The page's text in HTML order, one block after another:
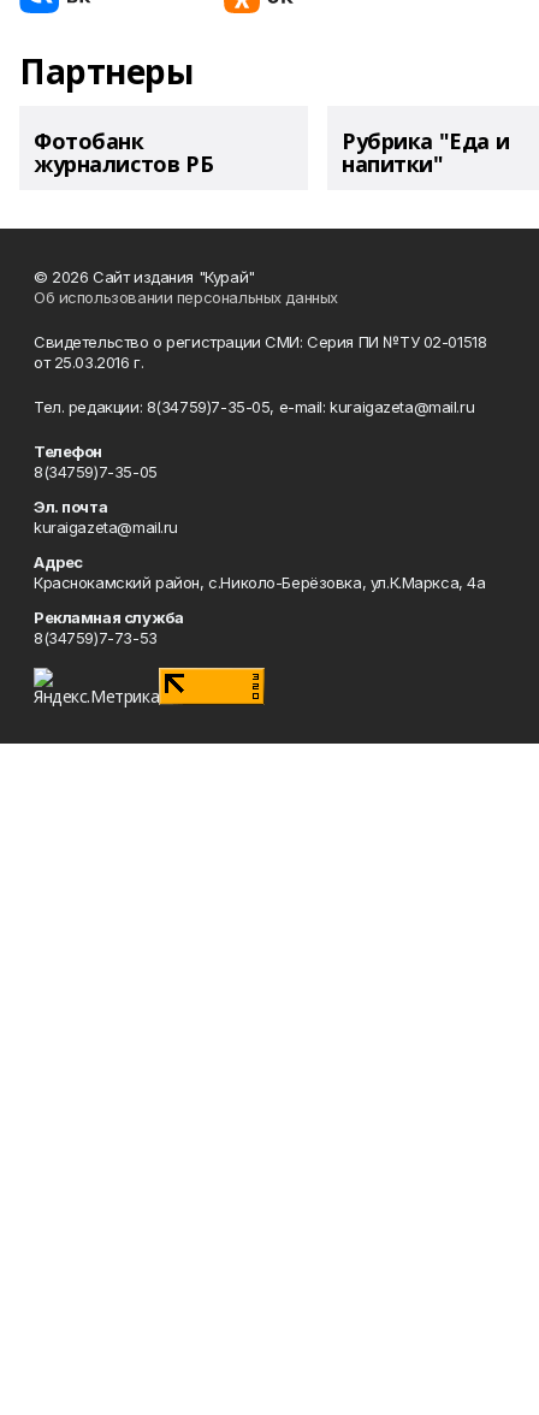
Партнеры
Фотобанк
журналистов РБ
Рубрика "Еда и
напитки"
© 2026 Сайт издания "Курай"
Об использовании персональных данных
Свидетельство о регистрации СМИ: Серия ПИ №ТУ 02-01518
от 25.03.2016 г.
Тел. редакции: 8(34759)7-35-05, e-mail: kuraigazeta@mail.ru
Телефон
8(34759)7-35-05
Эл. почта
kuraigazeta@mail.ru
Адрес
Краснокамский район, с.Николо-Берёзовка, ул.К.Маркса, 4а
Рекламная служба
8(34759)7-73-53